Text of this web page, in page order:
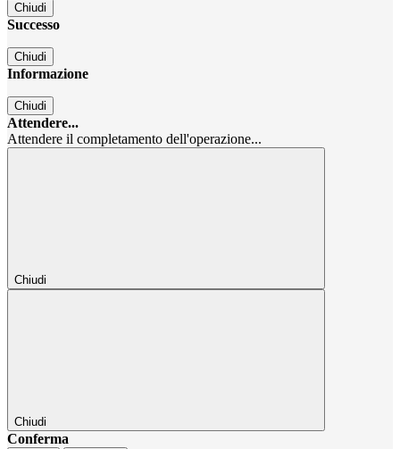
Chiudi
Successo
Chiudi
Informazione
Chiudi
Attendere...
Attendere il completamento dell'operazione...
Chiudi
Chiudi
Conferma